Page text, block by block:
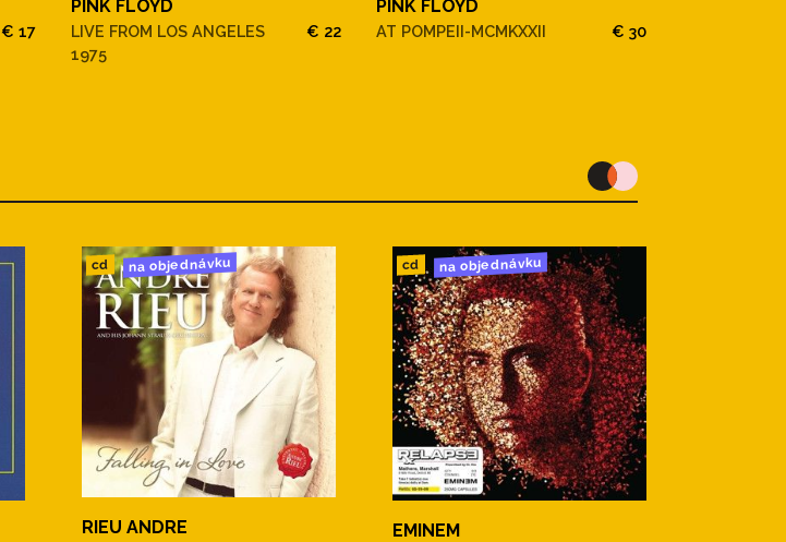
€ 17
PINK FLOYD
LIVE FROM LOS ANGELES
1975
€ 22
PINK FLOYD
AT POMPEII-MCMKXXII € 30
cd na objednávku
RIEU ANDRE
cd na objednávku
EMINEM